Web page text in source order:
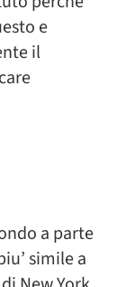
e
il
a parte
simile a